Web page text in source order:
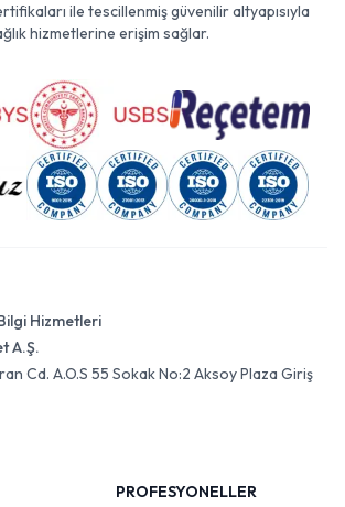
ile tescillenmiş güvenilir altyapısıyla
hizmetlerine erişim sağlar.
Hizmetleri
A.Ş.
Cd. A.O.S 55 Sokak No:2 Aksoy Plaza Giriş
PROFESYONELLER